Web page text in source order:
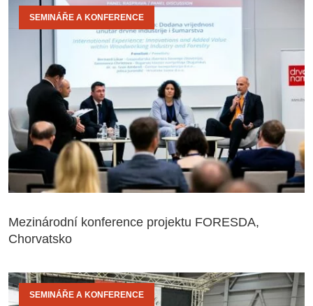
SEMINÁŘE A KONFERENCE
Mezinárodní konference projektu FORESDA,
Chorvatsko
SEMINÁŘE A KONFERENCE